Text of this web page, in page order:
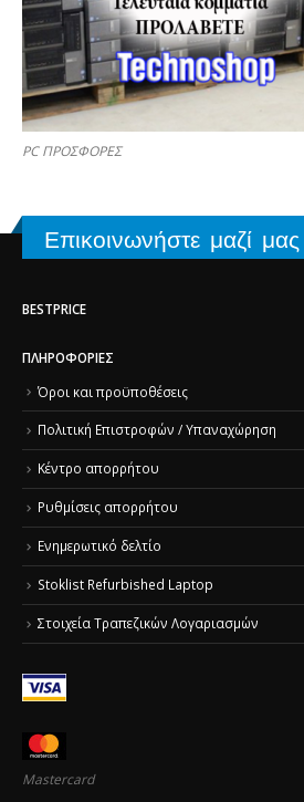
PC ΠΡΟΣΦΟΡΕΣ
Επικοινωνήστε μαζί μας
BESTPRICE
ΠΛΗΡΟΦΟΡΊΕΣ
Όροι και προϋποθέσεις
Πολιτική Επιστροφών / Υπαναχώρηση
Κέντρο απορρήτου
Ρυθμίσεις απορρήτου
Ενημερωτικό δελτίο
Stoklist Refurbished Laptop
Στοιχεία Τραπεζικών Λογαριασμών
Mastercard